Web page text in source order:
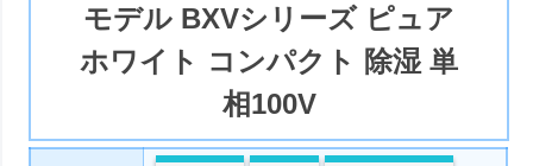
モデル BXVシリーズ ピュア
ホワイト コンパクト 除湿 単
相100V